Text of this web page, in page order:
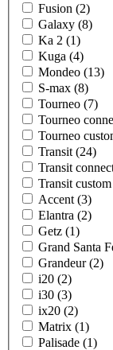
Fusion (2)
Galaxy (8)
Ka 2 (1)
Kuga (4)
Mondeo (13)
S-max (8)
Tourneo (7)
Tourneo
Tourneo
Transit (24)
Transit
Transit
Accent (3)
Elantra (2)
Getz (1)
Grand Santa
Grandeur (2)
i20 (2)
i30 (3)
ix20 (2)
Matrix (1)
Palisade (1)